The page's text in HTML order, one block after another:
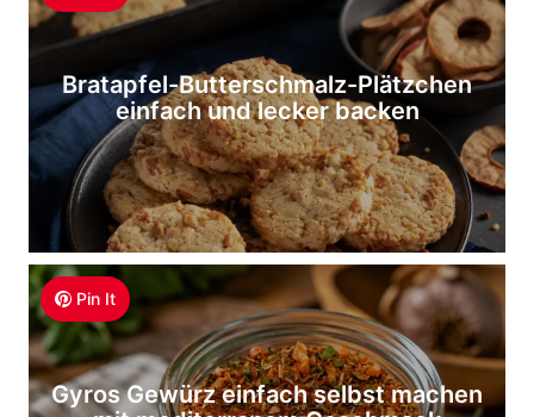
Bratapfel-Butterschmalz-Plätzchen
einfach und lecker backen
Pin It
Gyros Gewürz einfach selbst machen